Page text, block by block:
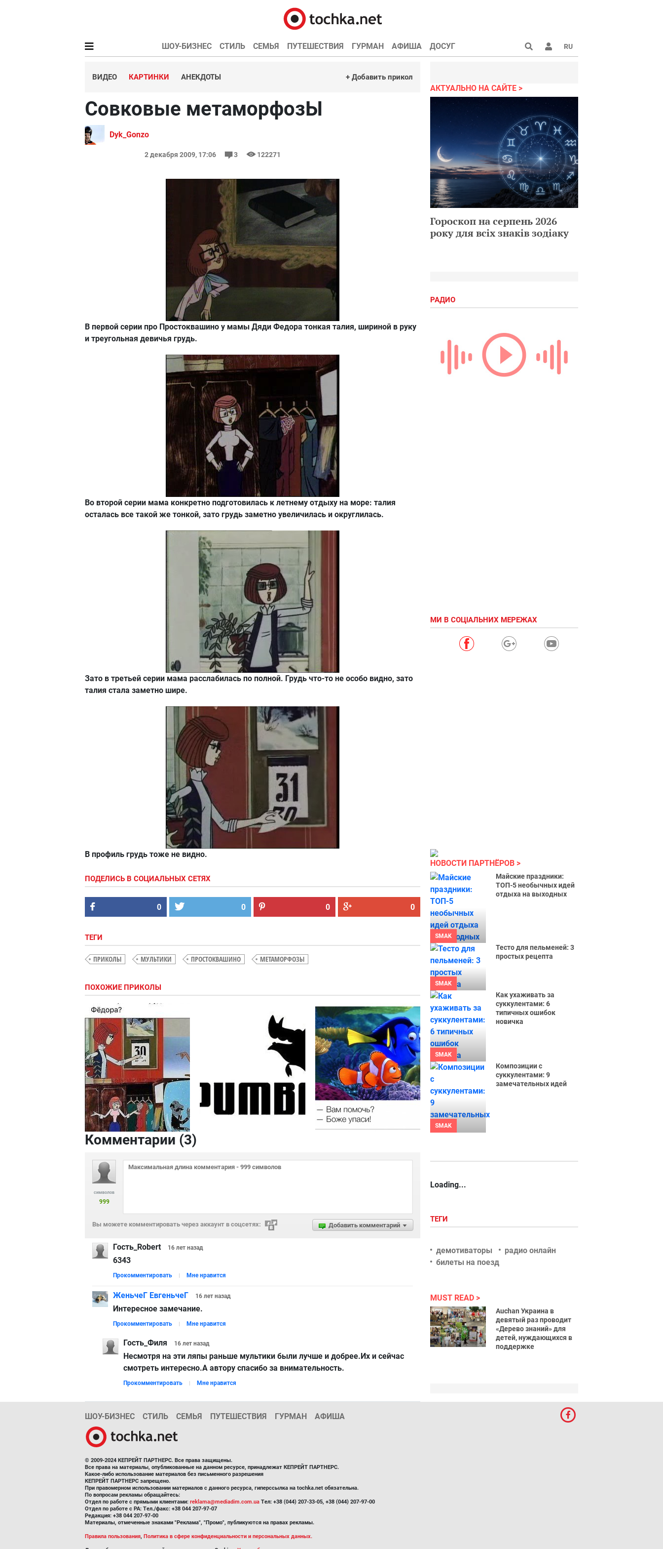
ШОУ-БИЗНЕС СТИЛЬ СЕМЬЯ ПУТЕШЕСТВИЯ ГУРМАН АФИША ДОСУГ RU
ВИДЕО КАРТИНКИ АНЕКДОТЫ + Добавить прикол
Совковые метаморфозЫ
Dyk_Gonzo
2 декабря 2009, 17:06 3 122271
В первой серии про Простоквашино у мамы Дяди Федора тонкая талия, шириной в руку
и треугольная девичья грудь.
Во второй серии мама конкретно подготовилась к летнему отдыху на море: талия
осталась все такой же тонкой, зато грудь заметно увеличилась и округлилась.
Зато в третьей серии мама расслабилась по полной. Грудь что-то не особо видно, зато
талия стала заметно шире.
В профиль грудь тоже не видно.
ПОДЕЛИСЬ В СОЦИАЛЬНЫХ СЕТЯХ
0 0 0 0
ТЕГИ
ПРИКОЛЫ МУЛЬТИКИ ПРОСТОКВАШИНО МЕТАМОРФОЗЫ
ПОХОЖИЕ ПРИКОЛЫ
творится
с грудью
мамы
А вы бы
носили
шмотки
марки
Pumba?!
ТОП
лучших
Комментарии (3)
символов
999
Добавить комментарий
Вы можете комментировать через аккаунт в соцсетях:
Гость_Robert 16 лет назад
6343
Прокомментировать Мне нравится
ЖеньчеГ ЕвгеньчеГ 16 лет назад
Интересное замечание.
Прокомментировать Мне нравится
Гость_Филя 16 лет назад
Несмотря на эти ляпы раньше мультики были лучше и добрее.Их и сейчас
смотреть интересно.А автору спасибо за внимательность.
Прокомментировать Мне нравится
АКТУАЛЬНО НА САЙТЕ
Гороскоп на серпень 2026
року для всіх знаків зодіаку
РАДИО
МИ В СОЦІАЛЬНИХ МЕРЕЖАХ
НОВОСТИ ПАРТНЁРОВ
SMAK
Майские праздники:
ТОП-5 необычных идей
отдыха на выходных
SMAK
Тесто для пельменей: 3
простых рецепта
SMAK
Как ухаживать за
суккулентами: 6
типичных ошибок
новичка
SMAK
Композиции с
суккулентами: 9
замечательных идей
Loading...
ТЕГИ
демотиваторы
радио онлайн
билеты на поезд
MUST READ
Auchan Украина в
девятый раз проводит
«Дерево знаний» для
детей, нуждающихся в
поддержке
ШОУ-БИЗНЕС СТИЛЬ СЕМЬЯ ПУТЕШЕСТВИЯ ГУРМАН АФИША
© 2009-2024 КЕПРЕЙТ ПАРТНЕРС. Все права защищены.
Все права на материалы, опубликованные на данном ресурсе, принадлежат КЕПРЕЙТ ПАРТНЕРС.
Какое-либо использование материалов без письменного разрешения
КЕПРЕЙТ ПАРТНЕРС запрещено.
При правомерном использовании материалов с данного ресурса, гиперссылка на tochka.net обязательна.
По вопросам рекламы обращайтесь:
Отдел по работе с прямыми клиентами: reklama@mediadim.com.ua Тел: +38 (044) 207-33-05, +38 (044) 207-97-00
Отдел по работе с РА: Тел./факс: +38 044 207-97-07
Редакция: +38 044 207-97-00
Материалы, отмеченные знаками "Реклама", "Промо", публикуются на правах рекламы.
Правила пользования, Политика в сфере конфиденциальности и персональных данных.